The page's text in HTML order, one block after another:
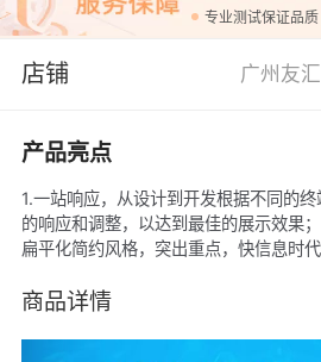
专业测试保证品质
店铺 广州友
产品亮点
1.一站响应，从设计到开发根据不同的
的响应和调整，以达到最佳的展示效果
扁平化简约风格，突出重点，快信息时
以上的工作量。
商品详情